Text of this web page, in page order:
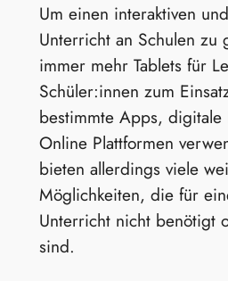
Um einen interaktiven
Unterricht an Schulen zu
immer mehr Tablets für
Schüler:innen zum
bestimmte Apps, digitale
Online Plattformen
bieten allerdings viele
Möglichkeiten, die für
Unterricht nicht benötigt
sind.